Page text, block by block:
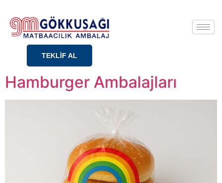
TEKLİF AL
Hamburger Ambalajları